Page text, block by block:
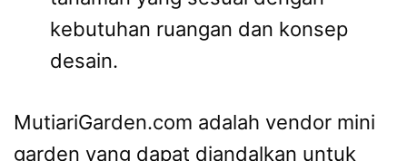
kebutuhan ruangan dan konsep
desain.
MutiariGarden.com adalah vendor mini
garden yang dapat diandalkan untuk